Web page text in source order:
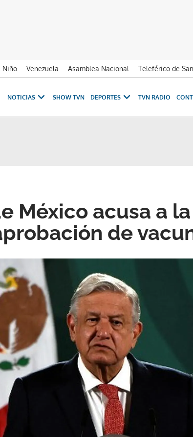
Niño Venezuela Asamblea Nacional
Teleférico de
NOTICIAS SHOW TVN DEPORTES TVN RADIO
México acusa a
de